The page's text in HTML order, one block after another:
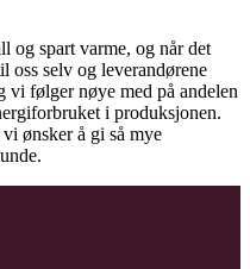
og spart varme, og når det
oss selv og leverandørene
følger nøye med på andelen
i produksjonen.
ønsker å gi så mye